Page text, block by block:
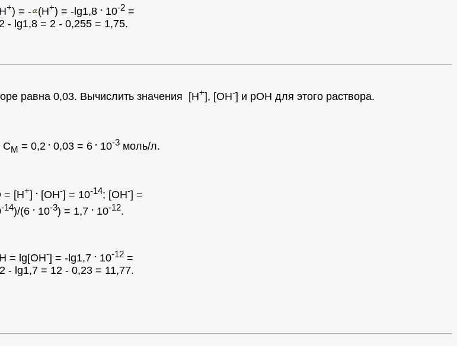
+) = - (H+) = -lg1,8 . 10-2 =
- lg1,8 = 2 - 0,255 = 1,75.
равна 0,03. Вычислить значения [H+], [OH-] и pOH для этого раствора.
CM = 0,2 . 0,03 = 6 . 10-3 моль/л.
= [H+] . [OH-] = 10-14; [OH-] =
-14)/(6 .10-3) = 1,7 .10-12.
= lg[OH-] = -lg1,7 . 10-12=
- lg1,7 = 12 - 0,23 = 11,77.